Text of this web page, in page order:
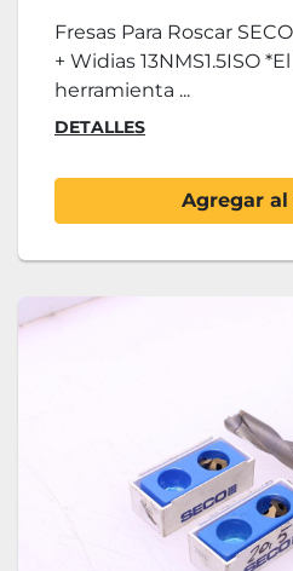
Fresas Para Roscar
+ Widias 13NMS1.5ISO
herramienta ...
DETALLES
Agregar